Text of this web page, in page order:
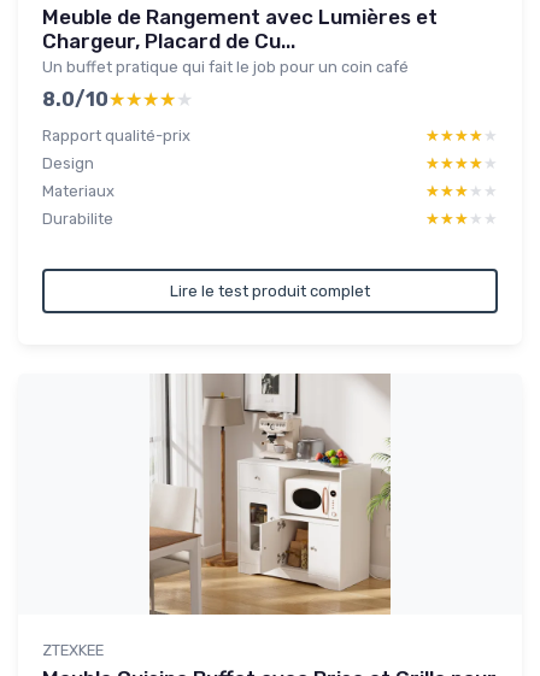
Meuble de Rangement avec Lumières et
Chargeur, Placard de Cu...
Un buffet pratique qui fait le job pour un coin café
8.0/10★★★★★
★★★★★
Rapport qualité-prix ★★★★★
★★★★★
Design
★★★★★
★★★★★
Materiaux
★★★★★
★★★★★
Durabilite
★★★★★
★★★★★
Lire le test produit complet
ZTEXKEE